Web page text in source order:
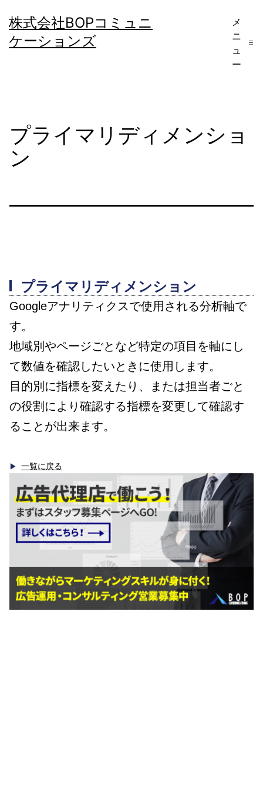
ン
テ
株式会社BOPコミュニ
ケーションズ
メ
ニ
ュ
ー
プライマリディメンショ
ン
プライマリディメンション
Googleアナリティクスで使用される分析軸で
す。
地域別やページごとなど特定の項目を軸にし
て数値を確認したいときに使用します。
目的別に指標を変えたり、または担当者ごと
の役割により確認する指標を変更して確認す
ることが出来ます。
一覧に戻る